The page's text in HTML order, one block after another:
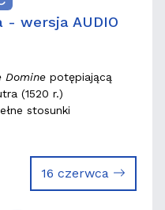
- wersja AUDIO
Domine potępiającą
(1520 r.)
stosunki
16 czerwca